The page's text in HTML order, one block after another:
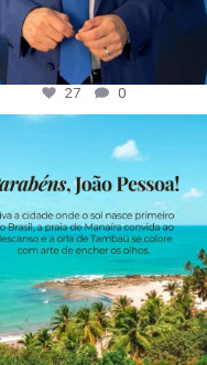
27 0